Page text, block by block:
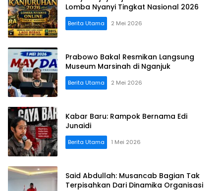
Lomba Nyanyi Tingkat Nasional 2026
Berita Utama 2 Mei 2026
Prabowo Bakal Resmikan Langsung
Museum Marsinah di Nganjuk
Berita Utama 2 Mei 2026
Kabar Baru: Rampok Bernama Edi
Junaidi
Berita Utama 1 Mei 2026
Said Abdullah: Musancab Bagian Tak
Terpisahkan Dari Dinamika Organisasi